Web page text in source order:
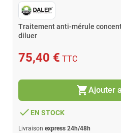
Traitement anti-mérule
diluer
75,40 € TTC
shopping_cartAjouter
done EN STOCK
Livraison express 24h/48h